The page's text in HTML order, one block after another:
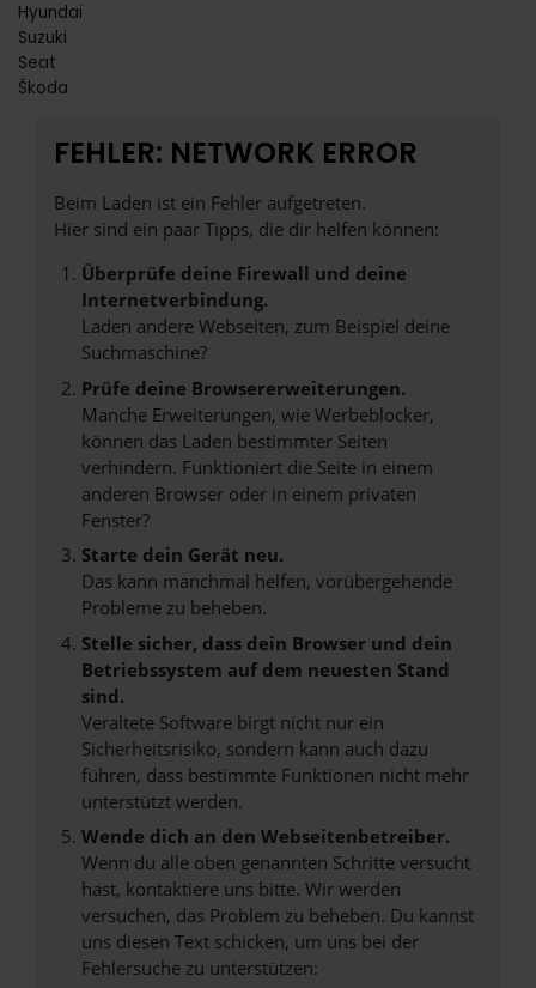
Hyundai
Suzuki
Seat
Škoda
FEHLER: NETWORK ERROR
Beim Laden ist ein Fehler aufgetreten.
Hier sind ein paar Tipps, die dir helfen können:
Überprüfe deine Firewall und deine
Internetverbindung.
Laden andere Webseiten, zum Beispiel deine
Suchmaschine?
Prüfe deine Browsererweiterungen.
Manche Erweiterungen, wie Werbeblocker,
können das Laden bestimmter Seiten
verhindern. Funktioniert die Seite in einem
anderen Browser oder in einem privaten
Fenster?
Starte dein Gerät neu.
Das kann manchmal helfen, vorübergehende
Probleme zu beheben.
Stelle sicher, dass dein Browser und dein
Betriebssystem auf dem neuesten Stand
sind.
Veraltete Software birgt nicht nur ein
Sicherheitsrisiko, sondern kann auch dazu
führen, dass bestimmte Funktionen nicht mehr
unterstützt werden.
Wende dich an den Webseitenbetreiber.
Wenn du alle oben genannten Schritte versucht
hast, kontaktiere uns bitte. Wir werden
versuchen, das Problem zu beheben. Du kannst
uns diesen Text schicken, um uns bei der
Fehlersuche zu unterstützen: